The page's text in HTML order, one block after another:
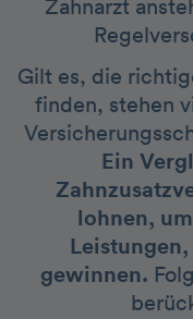
Zahnarzt
Gilt es, die
finden, stehen
Ein
lohnen,
gewinnen.